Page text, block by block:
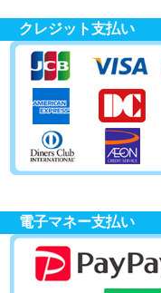
クレジット支払い
電子マネー支払い